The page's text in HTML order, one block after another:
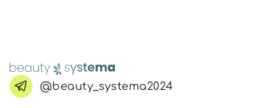
@beauty_systema2024